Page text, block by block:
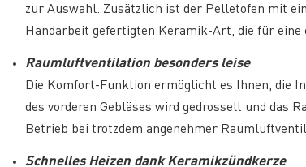
zur Auswahl. Zusätzlich ist der Pelletofen mit
Handarbeit gefertigten Keramik-Art, die für eine
Raumluftventilation besonders leise
Die Komfort-Funktion ermöglicht es Ihnen, die
des vorderen Gebläses wird gedrosselt und das
Betrieb bei trotzdem angenehmer
Schnelles Heizen dank Keramikzündkerze